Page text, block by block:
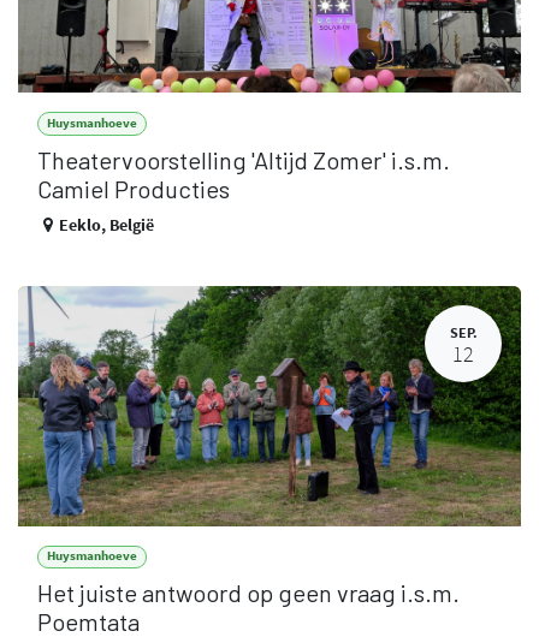
Huysmanhoeve
Theatervoorstelling 'Altijd Zomer' i.s.m.
Camiel Producties
Eeklo, België
SEP.
12
Huysmanhoeve
Het juiste antwoord op geen vraag i.s.m.
Poemtata